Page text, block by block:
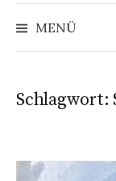
MENÜ
Schlagwort: